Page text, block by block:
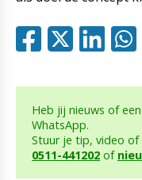
Heb jij nieuws of
WhatsApp.
Stuur je tip, video of
0511-441202 of